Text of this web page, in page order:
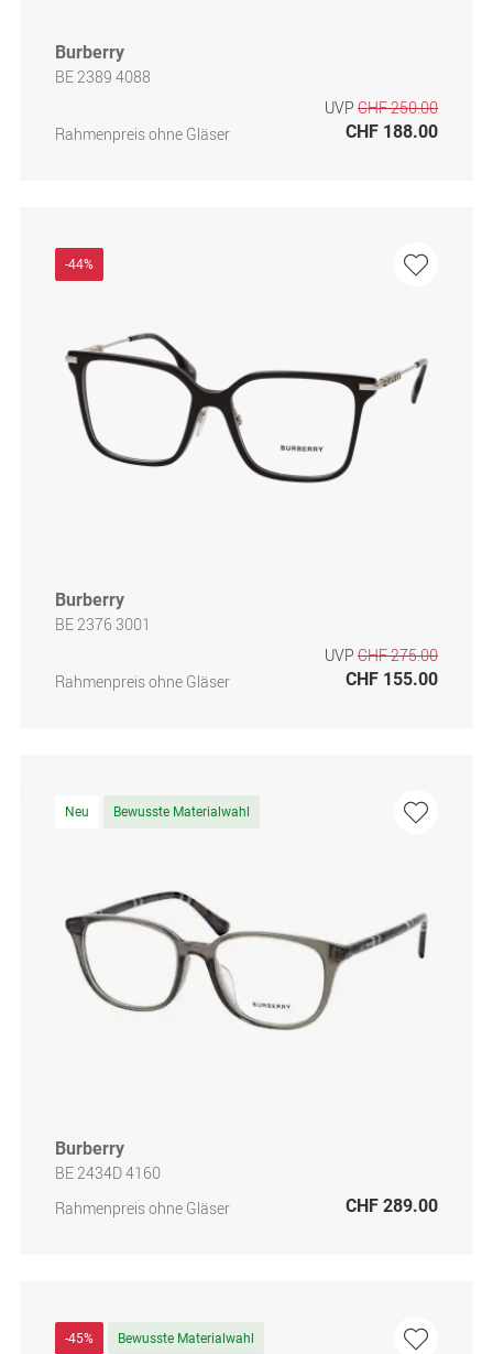
Burberry
BE 2389 4088
Rahmenpreis ohne Gläser
UVP CHF 250.00
CHF 188.00
-44%
Burberry
BE 2376 3001
Rahmenpreis ohne Gläser
UVP CHF 275.00
CHF 155.00
Neu Bewusste Materialwahl
Burberry
BE 2434D 4160
Rahmenpreis ohne Gläser
CHF 289.00
-45% Bewusste Materialwahl